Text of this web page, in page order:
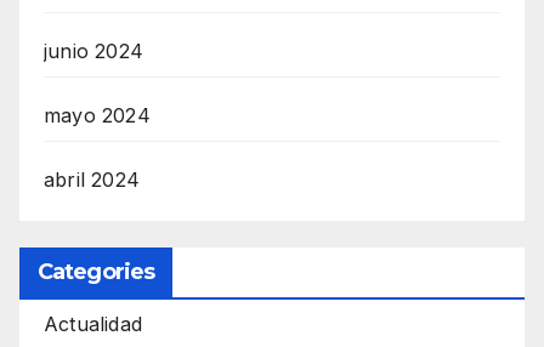
junio 2024
mayo 2024
abril 2024
Categories
Actualidad